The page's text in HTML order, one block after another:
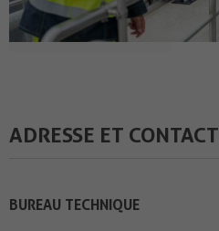
ADRESSE ET CONTACT
BUREAU TECHNIQUE